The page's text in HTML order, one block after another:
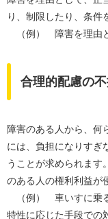
り、制限したり、条件
（例） 障害を理由
合理的配慮の
障害のある人から、何
には、負担になりすぎ
うことが求められます
のある人の権利利益が
（例） 車いすに乗
特性に応じた手段での